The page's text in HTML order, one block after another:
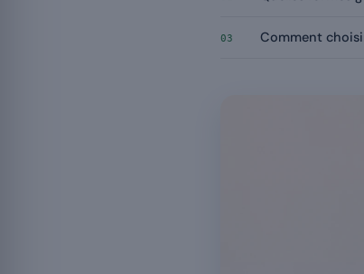
03 Comment